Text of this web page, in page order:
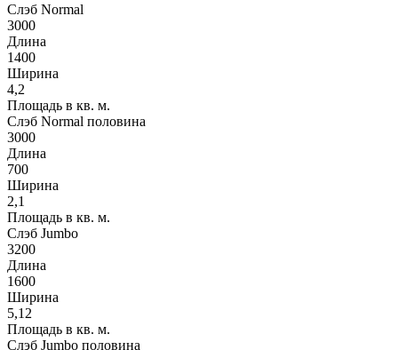
Слэб Normal
3000
Длина
1400
Ширина
4,2
Площадь в кв. м.
Слэб Normal половина
3000
Длина
700
Ширина
2,1
Площадь в кв. м.
Слэб Jumbo
3200
Длина
1600
Ширина
5,12
Площадь в кв. м.
Слэб Jumbo половина